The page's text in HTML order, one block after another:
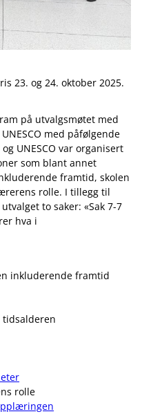
23. og 24. oktober 2025.
på utvalgsmøtet med
med påfølgende
UNESCO var organisert
som blant annet
framtid, skolen
rolle. I tillegg til
to saker: «Sak 7-7
hva i
inkluderende framtid
tidsalderen
rolle